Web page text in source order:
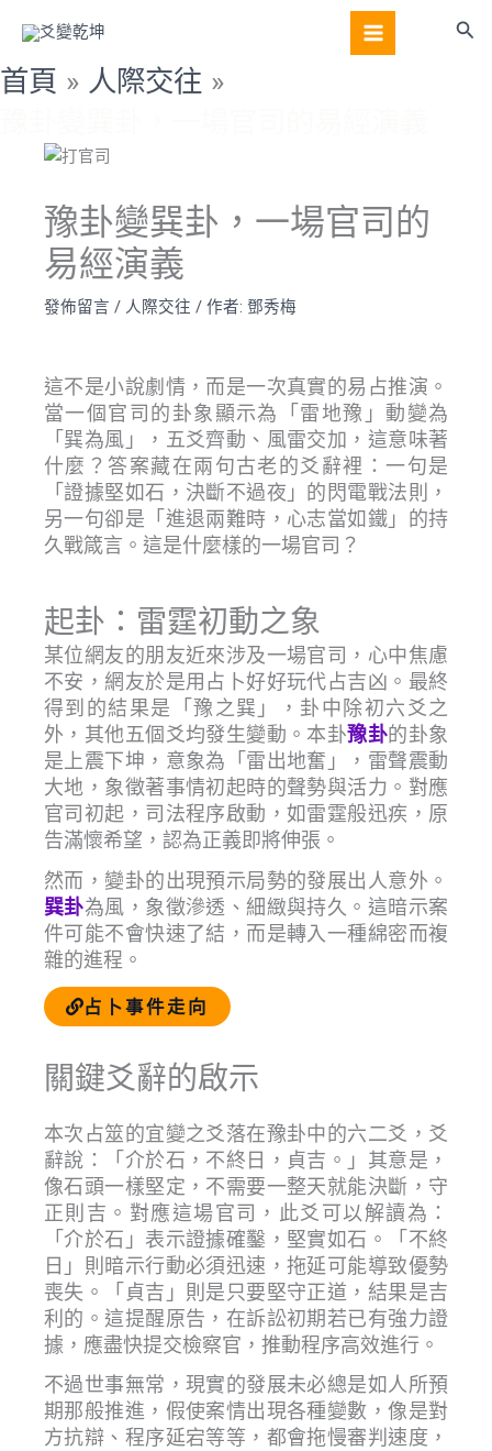
主
要
搜
首頁
人際交往
豫卦變巽卦，一場官司的
易經演義
發佈留言 / 人際交往 / 作者: 鄧秀梅
這不是小說劇情，而是一次真實的易占推演。
當一個官司的卦象顯示為「雷地豫」動變為
「巽為風」，五爻齊動、風雷交加，這意味著
什麼？答案藏在兩句古老的爻辭裡：一句是
「證據堅如石，決斷不過夜」的閃電戰法則，
另一句卻是「進退兩難時，心志當如鐵」的持
久戰箴言。這是什麼樣的一場官司？
起卦：雷霆初動之象
某位網友的朋友近來涉及一場官司，心中焦慮
不安，網友於是用占卜好好玩代占吉凶。最終
得到的結果是「豫之巽」，卦中除初六爻之
外，其他五個爻均發生變動。本卦豫卦的卦象
是上震下坤，意象為「雷出地奮」，雷聲震動
大地，象徵著事情初起時的聲勢與活力。對應
官司初起，司法程序啟動，如雷霆般迅疾，原
告滿懷希望，認為正義即將伸張。
然而，變卦的出現預示局勢的發展出人意外。
巽卦為風，象徵滲透、細緻與持久。這暗示案
件可能不會快速了結，而是轉入一種綿密而複
雜的進程。
占卜事件走向
關鍵爻辭的啟示
本次占筮的宜變之爻落在豫卦中的六二爻，爻
辭說：「介於石，不終日，貞吉。」其意是，
像石頭一樣堅定，不需要一整天就能決斷，守
正則吉。對應這場官司，此爻可以解讀為：
「介於石」表示證據確鑿，堅實如石。「不終
日」則暗示行動必須迅速，拖延可能導致優勢
喪失。「貞吉」則是只要堅守正道，結果是吉
利的。這提醒原告，在訴訟初期若已有強力證
據，應盡快提交檢察官，推動程序高效進行。
不過世事無常，現實的發展未必總是如人所預
期那般推進，假使案情出現各種變數，像是對
方抗辯、程序延宕等等，都會拖慢審判速度，